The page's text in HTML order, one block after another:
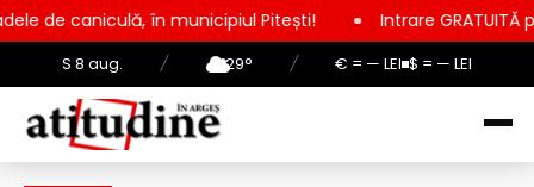
S 8 aug. / 29° / € = — LEI $ = — LEI
în municipiul Pitești! Intrare GRATUITĂ pentru copii,